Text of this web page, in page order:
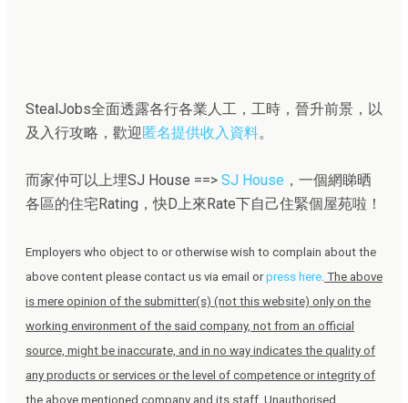
StealJobs全面透露各行各業人工，工時，晉升前景，以
及入行攻略，歡迎 匿名提供收入資料。
而家仲可以上埋SJ House ==> SJ House ，一個網睇晒
各區的住宅Rating，快D上來Rate下自己住緊個屋苑啦！
Employers who object to or otherwise wish to complain about the
above content please contact us via email orpress here. The above
is mere opinion of the submitter(s) (not this website) only on the
working environment of the said company, not from an official
source, might be inaccurate, and in no way indicates the quality of
any products or services or the level of competence or integrity of
the above mentioned company and its staff. Unauthorised